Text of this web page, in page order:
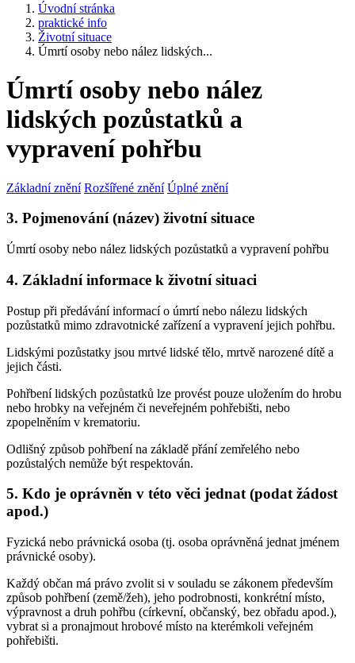
Úvodní stránka
praktické info
Životní situace
Úmrtí osoby nebo nález lidských...
Úmrtí osoby nebo nález
lidských pozůstatků a
vypravení pohřbu
Základní znění Rozšířené znění Úplné znění
3. Pojmenování (název) životní situace
Úmrtí osoby nebo nález lidských pozůstatků a vypravení pohřbu
4. Základní informace k životní situaci
Postup při předávání informací o úmrtí nebo nálezu lidských
pozůstatků mimo zdravotnické zařízení a vypravení jejich pohřbu.
Lidskými pozůstatky jsou mrtvé lidské tělo, mrtvě narozené dítě a
jejich části.
Pohřbení lidských pozůstatků lze provést pouze uložením do hrobu
nebo hrobky na veřejném či neveřejném pohřebišti, nebo
zpopelněním v krematoriu.
Odlišný způsob pohřbení na základě přání zemřelého nebo
pozůstalých nemůže být respektován.
5. Kdo je oprávněn v této věci jednat (podat žádost
apod.)
Fyzická nebo právnická osoba (tj. osoba oprávněná jednat jménem
právnické osoby).
Každý občan má právo zvolit si v souladu se zákonem především
způsob pohřbení (země/žeh), jeho podrobnosti, konkrétní místo,
výpravnost a druh pohřbu (církevní, občanský, bez obřadu apod.),
vybrat si a pronajmout hrobové místo na kterémkoli veřejném
pohřebišti.